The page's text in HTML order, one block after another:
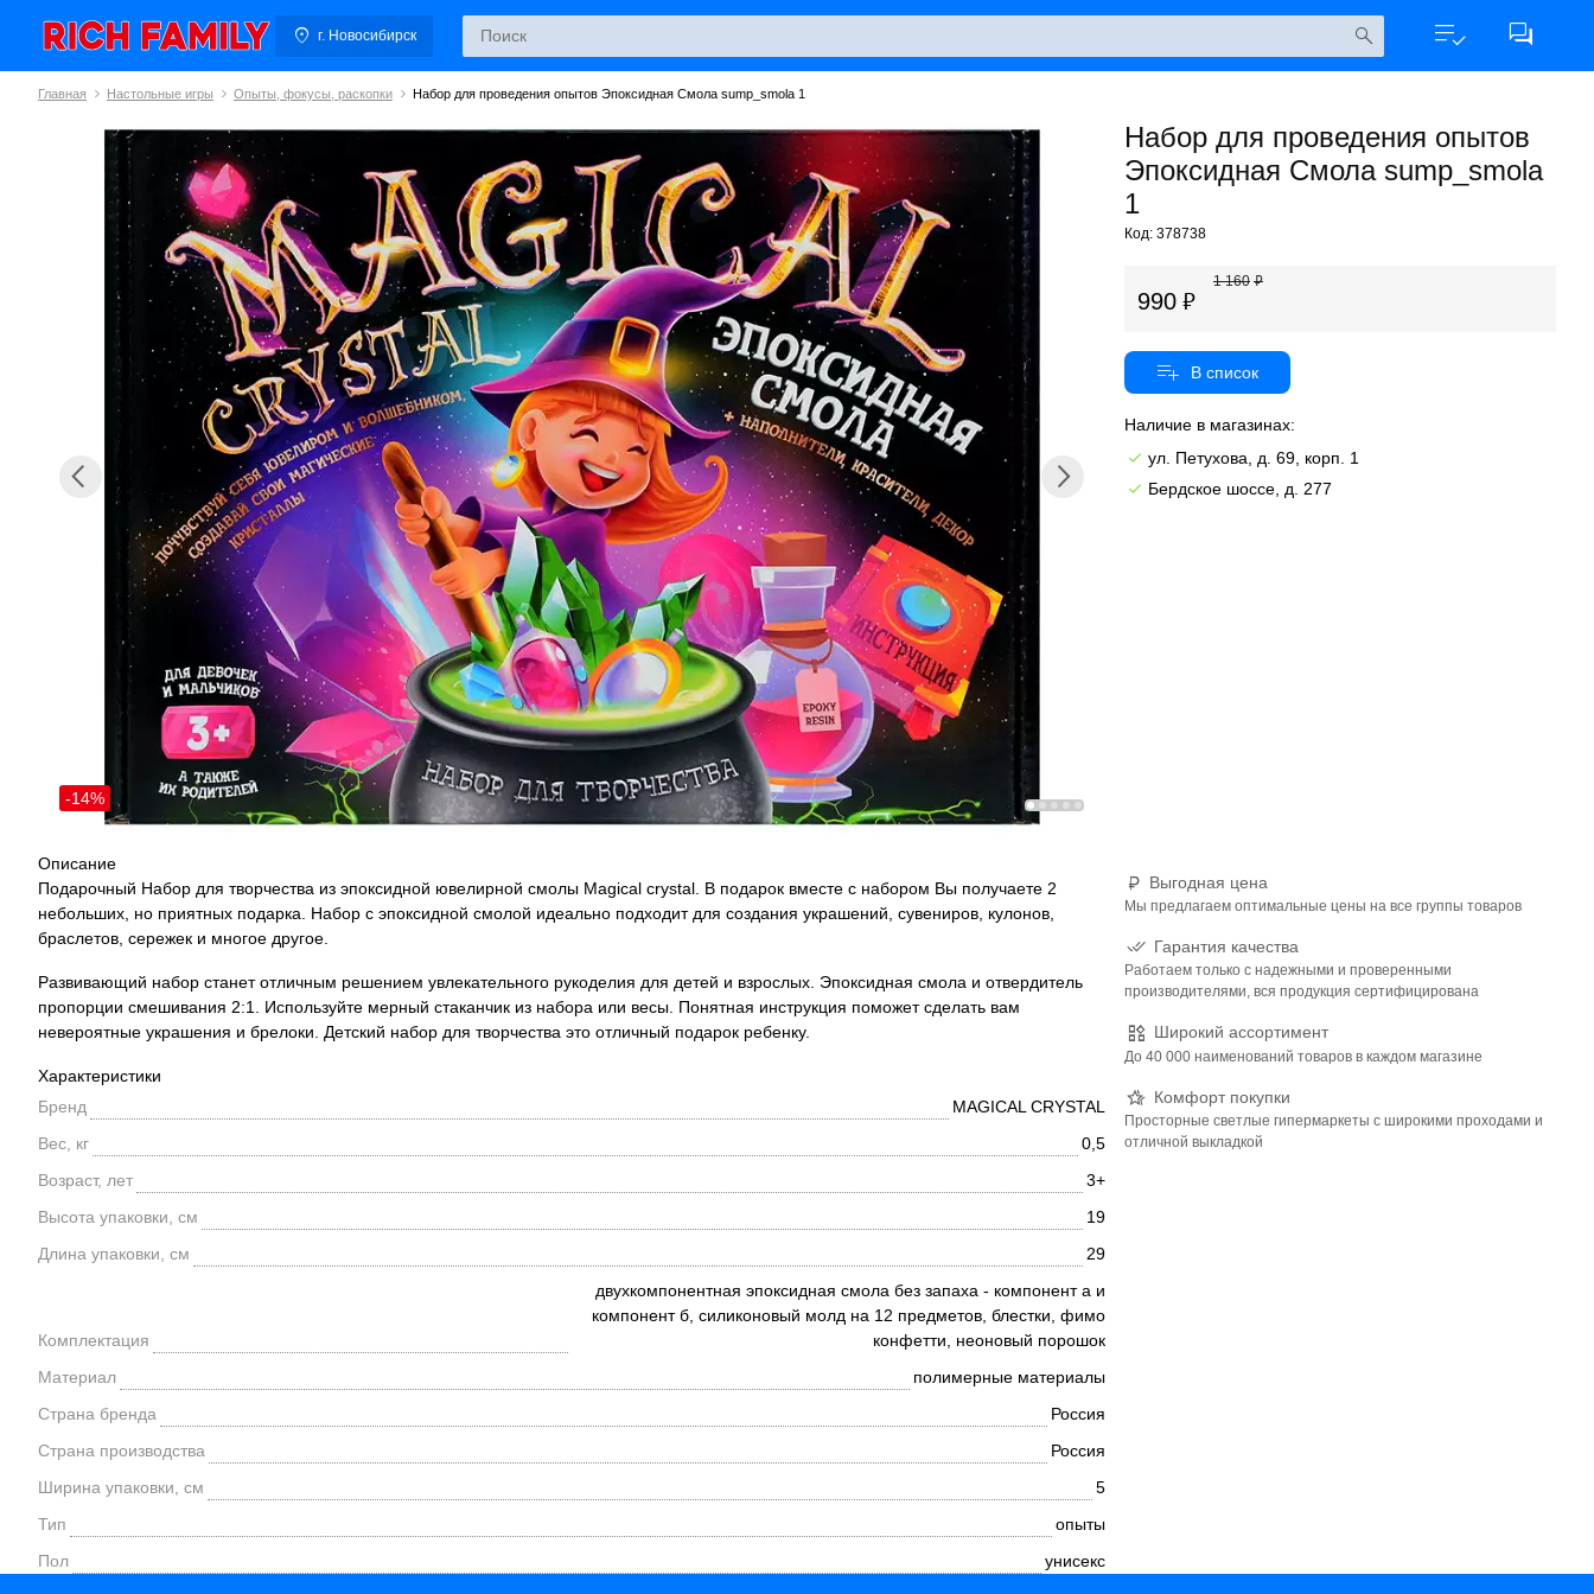
г. Новосибирск
Главная Настольные игры Опыты, фокусы, раскопки Набор для проведения опытов Эпоксидная Смола sump_smola 1
Набор для проведения опытов
Эпоксидная Смола sump_smola
1
Код: 378738
-14%
990
1 160
Наличие в магазинах:
ул. Петухова, д. 69, корп. 1
Бердское шоссе, д. 277
Описание
Подарочный Набор для творчества из эпоксидной ювелирной смолы Magical crystal. В подарок вместе с набором Вы получаете 2
небольших, но приятных подарка. Набор с эпоксидной смолой идеально подходит для создания украшений, сувениров, кулонов,
браслетов, сережек и многое другое.
Развивающий набор станет отличным решением увлекательного рукоделия для детей и взрослых. Эпоксидная смола и отвердитель
пропорции смешивания 2:1. Используйте мерный стаканчик из набора или весы. Понятная инструкция поможет сделать вам
невероятные украшения и брелоки. Детский набор для творчества это отличный подарок ребенку.
Выгодная цена
Мы предлагаем оптимальные цены на все группы товаров
Гарантия качества
Работаем только с надежными и проверенными
производителями, вся продукция сертифицирована
Широкий ассортимент
До 40 000 наименований товаров в каждом магазине
Комфорт покупки
Просторные светлые гипермаркеты с широкими проходами и
отличной выкладкой
Характеристики
Бренд
MAGICAL CRYSTAL
Вес, кг
0,5
Возраст, лет
3+
Высота упаковки, см
19
Длина упаковки, см
29
Комплектация
двухкомпонентная эпоксидная смола без запаха - компонент а и
компонент б, силиконовый молд на 12 предметов, блестки, фимо
конфетти, неоновый порошок
Материал
полимерные материалы
Страна бренда
Россия
Страна производства
Россия
Ширина упаковки, см
5
Тип
опыты
Пол
унисекс